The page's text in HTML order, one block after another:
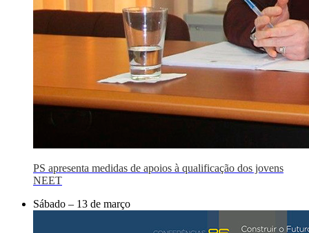
PS apresenta medidas de apoios à qualificação dos jovens
NEET
Sábado – 13 de março